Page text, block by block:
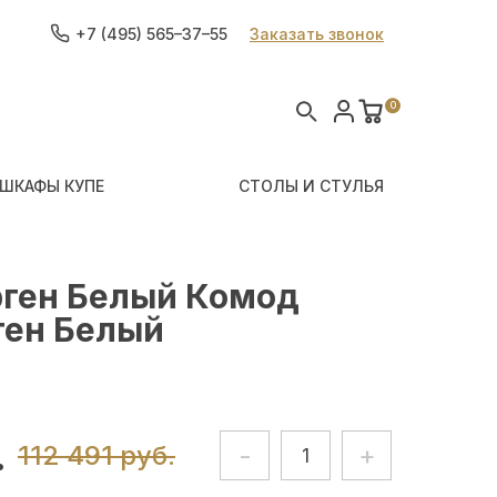
+7 (495) 565–37–55 Заказать звонок
0
ШКАФЫ КУПЕ СТОЛЫ И СТУЛЬЯ
Белый Комод
Белый
112 491 руб. - +